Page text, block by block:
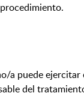
a puede
del